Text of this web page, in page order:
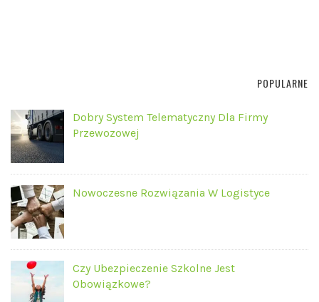
POPULARNE
Dobry System Telematyczny Dla Firmy
Przewozowej
Nowoczesne Rozwiązania W Logistyce
Czy Ubezpieczenie Szkolne Jest
Obowiązkowe?